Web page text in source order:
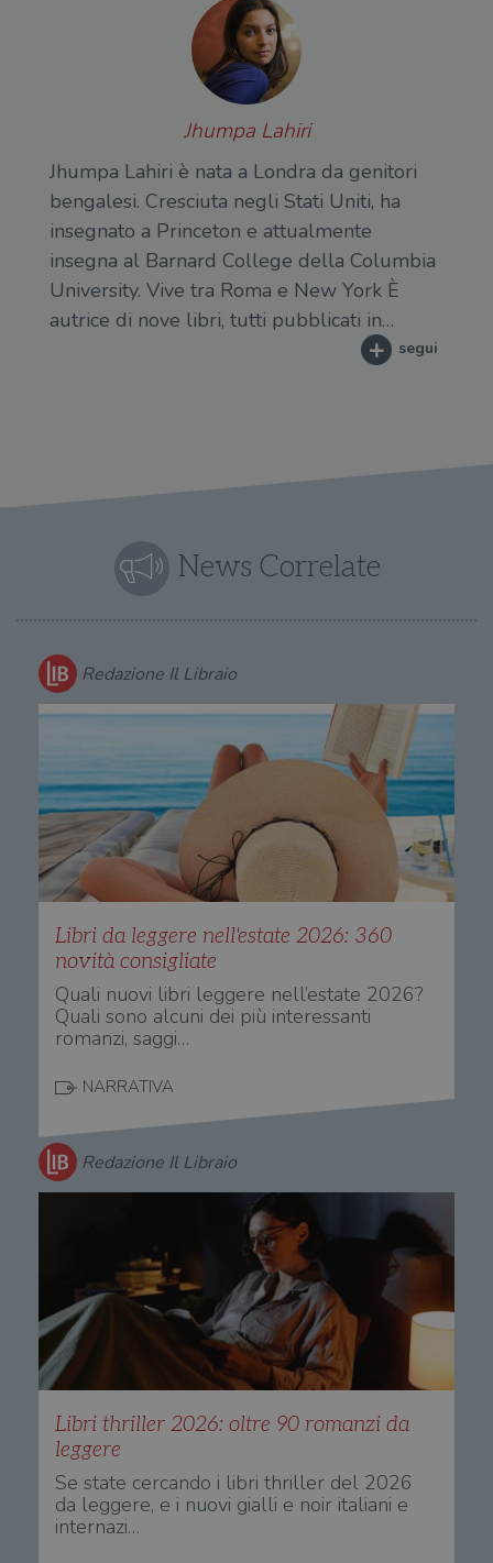
Jhumpa Lahiri
Jhumpa Lahiri è nata a Londra da genitori
bengalesi. Cresciuta negli Stati Uniti, ha
insegnato a Princeton e attualmente
insegna al Barnard College della Columbia
University. Vive tra Roma e New York È
autrice di nove libri, tutti pubblicati in…
segui
News Correlate
Redazione Il Libraio
Libri da leggere nell'estate 2026: 360
novità consigliate
Quali nuovi libri leggere nell’estate 2026?
Quali sono alcuni dei più interessanti
romanzi, saggi…
NARRATIVA
Redazione Il Libraio
Libri thriller 2026: oltre 90 romanzi da
leggere
Se state cercando i libri thriller del 2026
da leggere, e i nuovi gialli e noir italiani e
internazi…